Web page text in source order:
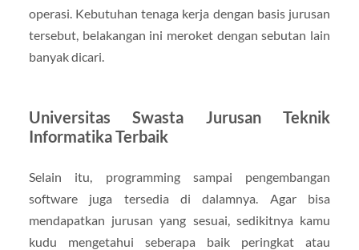
operasi. Kebutuhan tenaga kerja dengan basis jurusan
tersebut, belakangan ini meroket dengan sebutan lain
banyak dicari.
Universitas Swasta Jurusan Teknik
Informatika Terbaik
Selain itu, programming sampai pengembangan
software juga tersedia di dalamnya. Agar bisa
mendapatkan jurusan yang sesuai, sedikitnya kamu
kudu mengetahui seberapa baik peringkat atau